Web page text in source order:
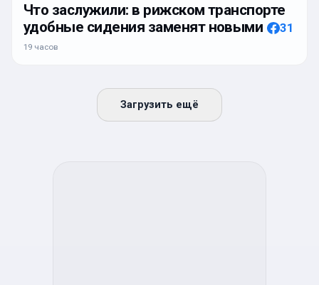
Что заслужили: в рижском транспорте
удобные сидения заменят новыми
31
19 часов
Загрузить ещё